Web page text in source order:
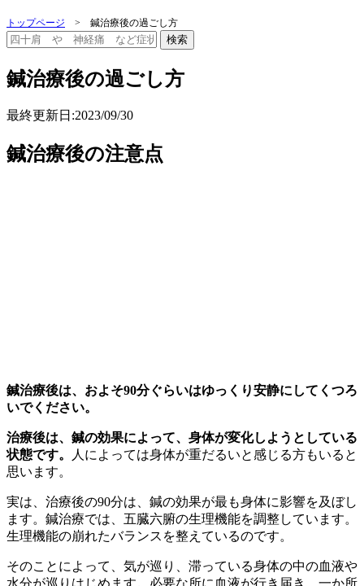
トップページ > 鍼治療後の過ごし方
鍼治療後の過ごし方
最終更新日:2023/09/30
鍼治療後の注意点
鍼治療後は、およそ90分ぐらいはゆっくり安静にしてくつろ
いでください。
治療後は、鍼の効果によって、身体が変化しようとしている
状態です。
人によっては身体が重だるいと感じる方もいると
思います。
実は、 治療後の90分は、鍼の効果が最も身体に影響を及ぼし
ます。 鍼治療では、五臓六腑の生理機能を調整しています。
生理機能の崩れたバランスを整えているのです。
そのことによって、気が巡り、滞っている身体の中の血液や